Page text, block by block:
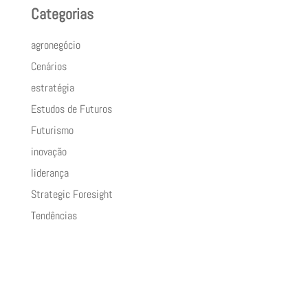
Categorias
agronegócio
Cenários
estratégia
Estudos de Futuros
Futurismo
inovação
liderança
Strategic Foresight
Tendências